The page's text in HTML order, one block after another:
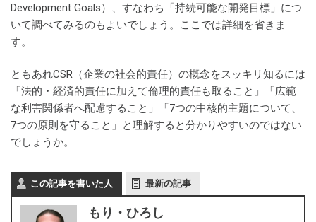
Development Goals）、すなわち「持続可能な開発目標」につ
いて調べてみるのもよいでしょう。ここでは詳細を省きま
す。
ともあれCSR（企業の社会的責任）の概念をスッキリ知るには
「法的・経済的責任に加えて倫理的責任も取ること」「広範
な利害関係者へ配慮すること」「7つの中核的主題について、
7つの原則を守ること」と理解すると分かりやすいのではない
でしょうか。
この記事を書いた人 最新の記事
もり・ひろし